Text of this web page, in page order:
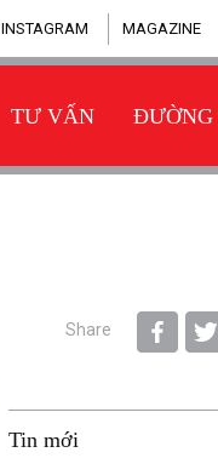
INSTAGRAM MAGAZINE
TƯ VẤN
Share
Tin mới